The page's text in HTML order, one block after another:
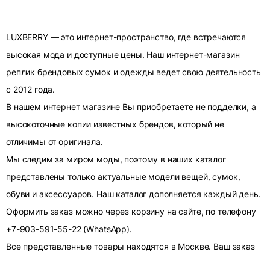
LUXBERRY — это интернет-пространство, где встречаются
высокая мода и доступные цены. Наш интернет-магазин
реплик брендовых сумок и одежды ведет свою деятельность
с 2012 года.
В нашем интернет магазине Вы приобретаете не подделки, а
высокоточные копии известных брендов, который не
отличимы от оригинала.
Мы следим за миром моды, поэтому в наших каталог
представлены только актуальные модели вещей, сумок,
обуви и аксессуаров. Наш каталог дополняется каждый день.
Оформить заказ можно через корзину на сайте, по телефону
+7-903-591-55-22 (WhatsApp).
Все представленные товары находятся в Москве. Ваш заказ